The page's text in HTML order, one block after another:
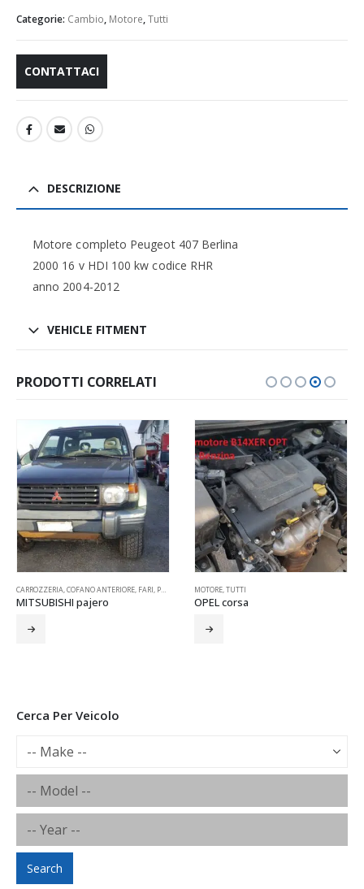
Categorie: Cambio, Motore,Tutti
CONTATTACI
DESCRIZIONE
Motore completo Peugeot 407 Berlina
2000 16 v HDI 100 kw codice RHR
anno 2004-2012
VEHICLE FITMENT
PRODOTTI CORRELATI
COFANO ANTERIORE,FARI,PARAFANGO ,PARAURTI PORTELLONE,PORTIERE
pajero
MOTORE
OPEL corsa
Cerca Per Veicolo
Search